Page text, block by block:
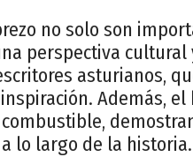
no solo son
perspectiva
asturianos,
Además,
lo largo de la historia.